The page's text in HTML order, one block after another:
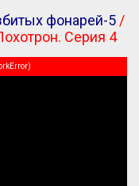
фонарей-5/
Серия 4